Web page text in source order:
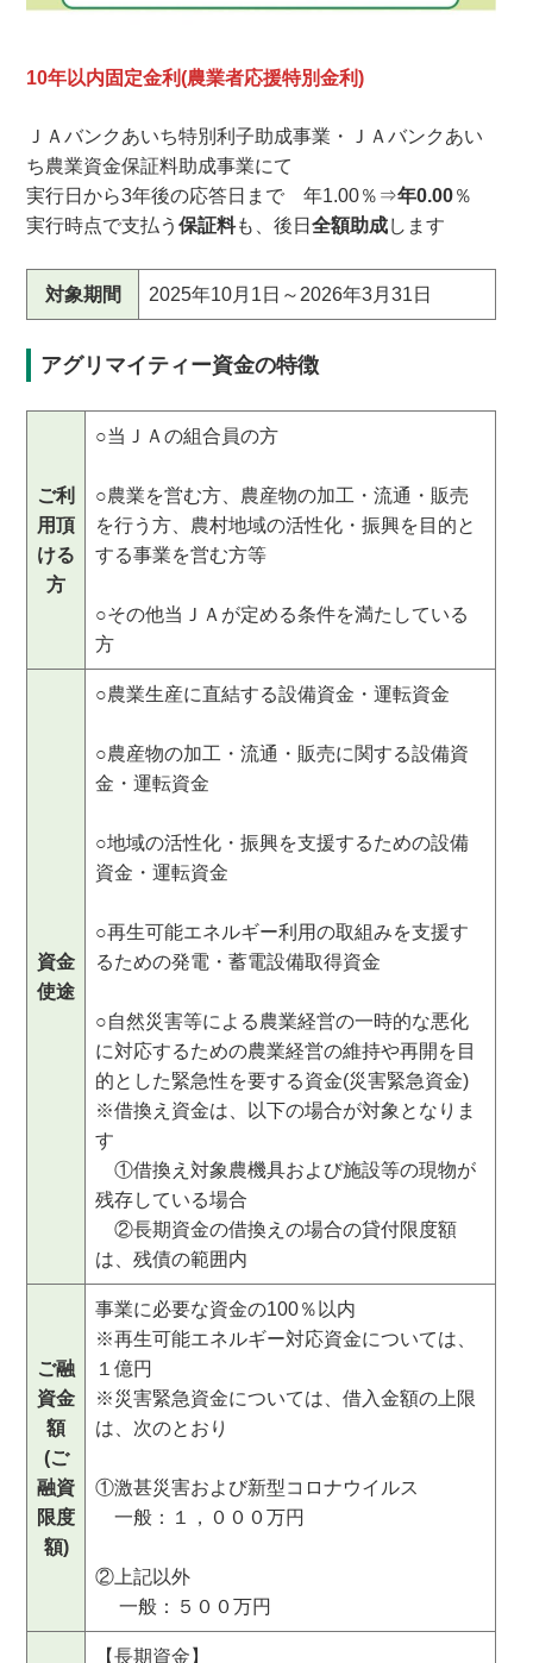
10年以内固定金利(農業者応援特別金利)
ＪＡバンクあいち特別利子助成事業・ＪＡバンクあい
ち農業資金保証料助成事業にて
実行日から3年後の応答日まで 年1.00％⇒年0.00％
実行時点で支払う保証料も、後日全額助成します
対象期間 2025年10月1日～2026年3月31日
アグリマイティー資金の特徴
ご利
用頂
ける
方
○当ＪＡの組合員の方
○農業を営む方、農産物の加工・流通・販売
を行う方、農村地域の活性化・振興を目的と
する事業を営む方等
○その他当ＪＡが定める条件を満たしている
方
資金
使途
○農業生産に直結する設備資金・運転資金
○農産物の加工・流通・販売に関する設備資
金・運転資金
○地域の活性化・振興を支援するための設備
資金・運転資金
○再生可能エネルギー利用の取組みを支援す
るための発電・蓄電設備取得資金
○自然災害等による農業経営の一時的な悪化
に対応するための農業経営の維持や再開を目
的とした緊急性を要する資金(災害緊急資金)
※借換え資金は、以下の場合が対象となりま
す
①借換え対象農機具および施設等の現物が
残存している場合
②長期資金の借換えの場合の貸付限度額
は、残債の範囲内
ご融
資金
額
(ご
融資
限度
額)
事業に必要な資金の100％以内
※再生可能エネルギー対応資金については、
１億円
※災害緊急資金については、借入金額の上限
は、次のとおり
①激甚災害および新型コロナウイルス
一般：１，０００万円
②上記以外
一般：５００万円
【長期資金】